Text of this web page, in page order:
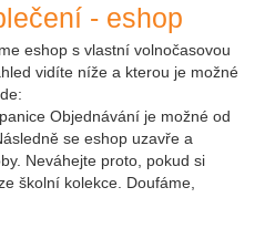
- eshop
eshop s vlastní volnočasovou
vidíte níže a kterou je možné
Objednávání je možné od
se eshop uzavře a
Neváhejte proto, pokud si
školní kolekce. Doufáme,